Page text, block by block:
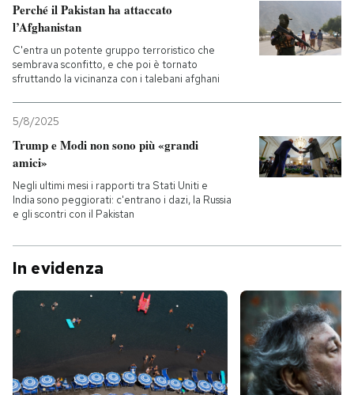
Perché il Pakistan ha attaccato
l’Afghanistan
C'entra un potente gruppo terroristico che
sembrava sconfitto, e che poi è tornato
sfruttando la vicinanza con i talebani afghani
5/8/2025
Trump e Modi non sono più «grandi
amici»
Negli ultimi mesi i rapporti tra Stati Uniti e
India sono peggiorati: c'entrano i dazi, la Russia
e gli scontri con il Pakistan
In evidenza